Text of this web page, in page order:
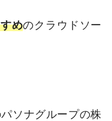
めのクラウドソー
ソナグループの株